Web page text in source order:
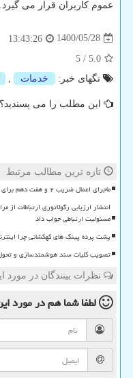
عموم کاربران قرار می گیرد.
1400/05/28
13:43:26
5.0
/
5
تگهای خبر:
خدمات ,
این مطلب را می پسندید؟
تازه ترین مطالب مرتبط
ماجرای اعمال ضریب ۲ و هفت دهم برای اینترنت بین الملل چیست؟
انتشار ارزیابی رگولاتوری ارتباطات
مسئولیت ارتباطی جواب داد
پشت پرده پینگ های کهکشانی چرا
تصویب کلیات سند هوشمندسازی و
نظرات بینندگان در
لطفا شما همدر مورد